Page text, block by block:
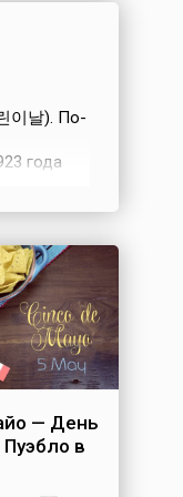
и
и
здесь
в
(...
이날). По-
года
— День
в